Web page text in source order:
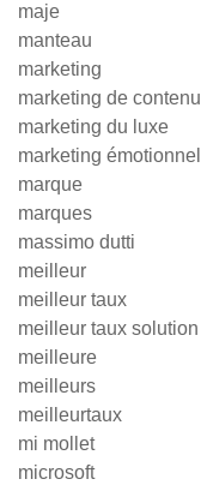
maje
manteau
marketing
marketing de contenu
marketing du luxe
marketing émotionnel
marque
marques
massimo dutti
meilleur
meilleur taux
meilleur taux solution
meilleure
meilleurs
meilleurtaux
mi mollet
microsoft